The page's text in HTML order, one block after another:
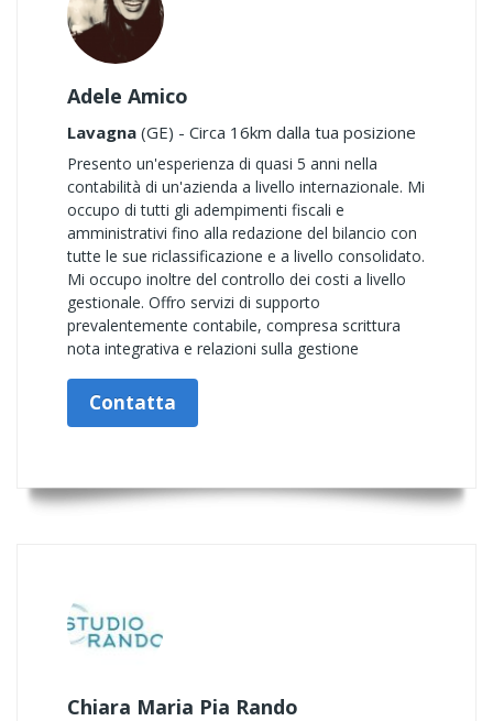
Adele Amico
Lavagna (GE) - Circa 16km dalla tua posizione
Presento un'esperienza di quasi 5 anni nella
contabilità di un'azienda a livello internazionale. Mi
occupo di tutti gli adempimenti fiscali e
amministrativi fino alla redazione del bilancio con
tutte le sue riclassificazione e a livello consolidato.
Mi occupo inoltre del controllo dei costi a livello
gestionale. Offro servizi di supporto
prevalentemente contabile, compresa scrittura
nota integrativa e relazioni sulla gestione
Contatta
Chiara Maria Pia Rando